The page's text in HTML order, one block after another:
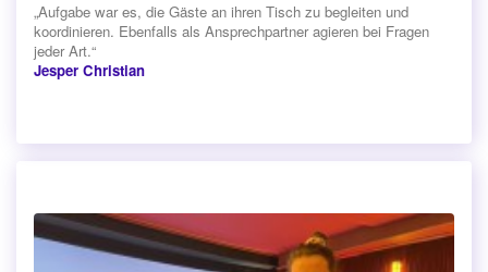
„Aufgabe war es, die Gäste an ihren Tisch zu begleiten und
koordinieren. Ebenfalls als Ansprechpartner agieren bei Fragen
jeder Art.“
Jesper Christian